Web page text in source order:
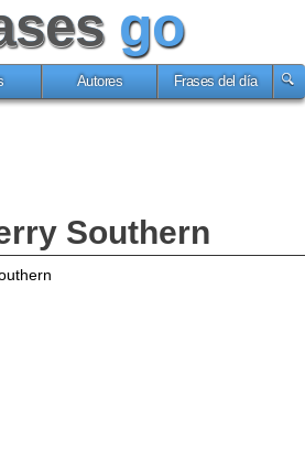
go
Autores Frases del día
Southern